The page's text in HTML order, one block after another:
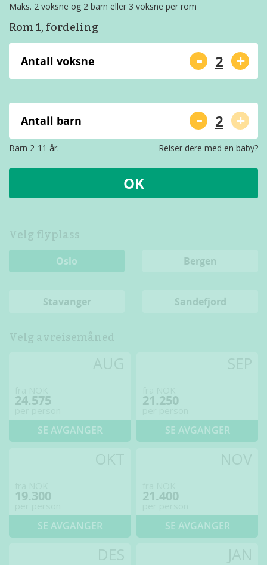
Maks. 2 voksne og 2 barn eller 3 voksne per rom
Rom 1, fordeling
Antall voksne - +
Antall barn - +
Barn 2-11 år. Reiser dere med en baby?
OK
Velg flyplass
Oslo Bergen
Stavanger Sandefjord
Velg avreisemåned
24.575
SE AVGANGER
21.250
SE AVGANGER
19.300
SE AVGANGER
21.400
SE AVGANGER